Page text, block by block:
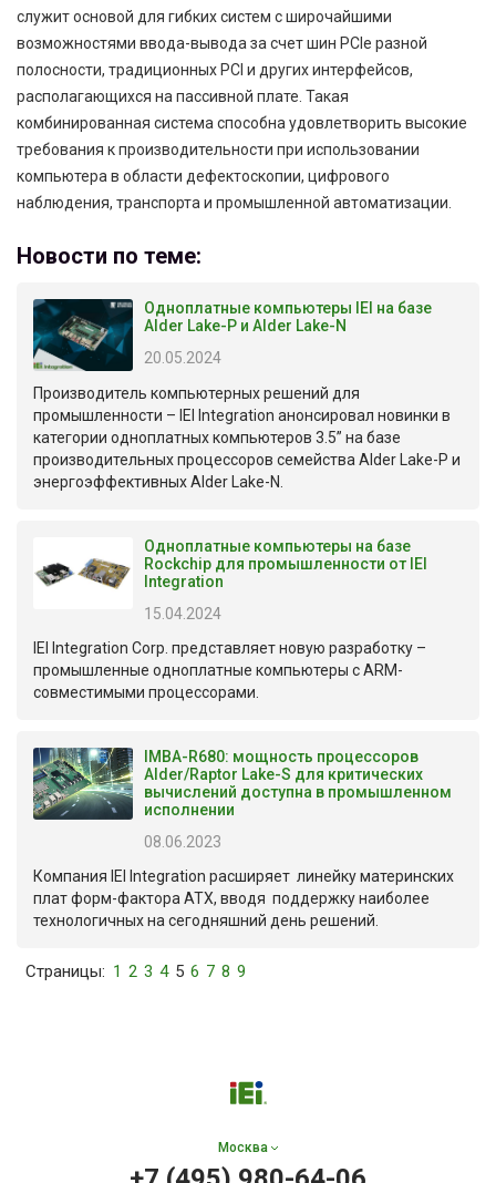
служит основой для гибких систем с широчайшими
возможностями ввода-вывода за счет шин PCIe разной
полосности, традиционных PCI и других интерфейсов,
располагающихся на пассивной плате. Такая
комбинированная система способна удовлетворить высокие
требования к производительности при использовании
компьютера в области дефектоскопии, цифрового
наблюдения, транспорта и промышленной автоматизации.
Новости по теме:
Одноплатные компьютеры IEI на базе
Alder Lake-P и Alder Lake-N
20.05.2024
Производитель компьютерных решений для
промышленности – IEI Integration анонсировал новинки в
категории одноплатных компьютеров 3.5” на базе
производительных процессоров семейства Alder Lake-P и
энергоэффективных Alder Lake-N.
Одноплатные компьютеры на базе
Rockchip для промышленности от IEI
Integration
15.04.2024
IEI Integration Corp. представляет новую разработку –
промышленные одноплатные компьютеры с ARM-
совместимыми процессорами.
IMBA-R680: мощность процессоров
Alder/Raptor Lake-S для критических
вычислений доступна в промышленном
исполнении
08.06.2023
Компания IEI Integration расширяет линейку материнских
плат форм-фактора ATX, вводя поддержку наиболее
технологичных на сегодняшний день решений.
Страницы: 1 2 3 4 5 6 7 8 9
Москва